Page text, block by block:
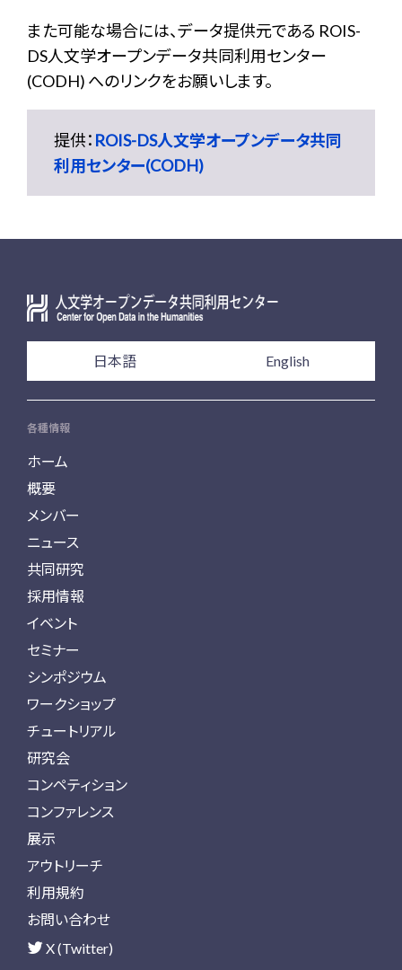
また可能な場合には、データ提供元である ROIS-
DS人文学オープンデータ共同利用センター
(CODH) へのリンクをお願いします。
提供： ROIS-DS人文学オープンデータ共同
利用センター(CODH)
日本語 English
各種情報
ホーム
概要
メンバー
ニュース
共同研究
採用情報
イベント
セミナー
シンポジウム
ワークショップ
チュートリアル
研究会
コンペティション
コンファレンス
展示
アウトリーチ
利用規約
お問い合わせ
X (Twitter)